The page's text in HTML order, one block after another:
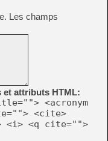
Les champs
et attributs HTML:
<acronym
<cite>
<i> <q cite="">